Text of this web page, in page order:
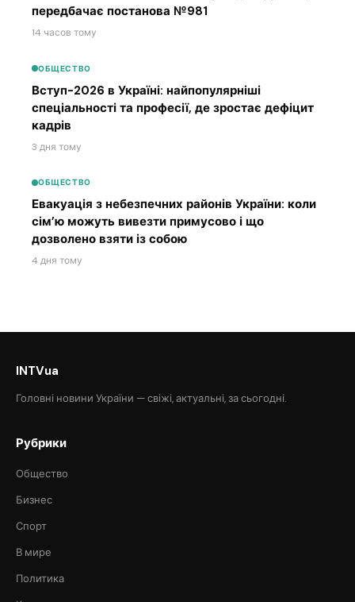
передбачає постанова №981
14 часов тому
ОБЩЕСТВО
Вступ-2026 в Україні: найпопулярніші
спеціальності та професії, де зростає дефіцит
кадрів
3 дня тому
ОБЩЕСТВО
Евакуація з небезпечних районів України: коли
сім’ю можуть вивезти примусово і що
дозволено взяти із собою
4 дня тому
INTVua
Головні новини України — свіжі, актуальні, за сьогодні.
Рубрики
Общество
Бизнес
Спорт
В мире
Политика